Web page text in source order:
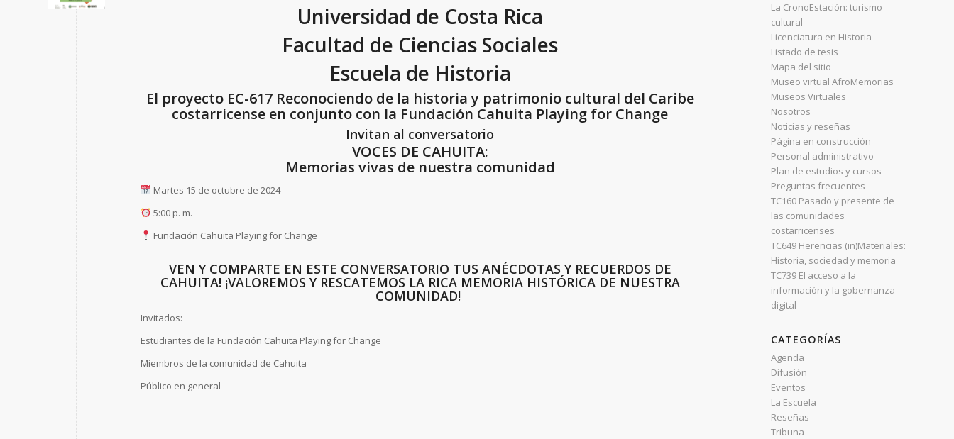
Universidad de Costa Rica
Facultad de Ciencias Sociales
Escuela de Historia
El proyecto EC-617 Reconociendo de la historia y patrimonio cultural del Caribe
costarricense en conjunto con la Fundación Cahuita Playing for Change
Invitan al conversatorio
VOCES DE CAHUITA:
Memorias vivas de nuestra comunidad
Martes 15 de octubre de 2024
5:00 p. m.
Fundación Cahuita Playing for Change
VEN Y COMPARTE EN ESTE CONVERSATORIO TUS ANÉCDOTAS Y RECUERDOS DE
CAHUITA! ¡VALOREMOS Y RESCATEMOS LA RICA MEMORIA HISTÓRICA DE NUESTRA
COMUNIDAD!
Invitados:
Estudiantes de la Fundación Cahuita Playing for Change
Miembros de la comunidad de Cahuita
Público en general
La CronoEstación: turismo
cultural
Licenciatura en Historia
Listado de tesis
Mapa del sitio
Museo virtual AfroMemorias
Museos Virtuales
Nosotros
Noticias y reseñas
Página en construcción
Personal administrativo
Plan de estudios y cursos
Preguntas frecuentes
TC160 Pasado y presente de
las comunidades
costarricenses
TC649 Herencias (in)Materiales:
Historia, sociedad y memoria
TC739 El acceso a la
información y la gobernanza
digital
CATEGORÍAS
Agenda
Difusión
Eventos
La Escuela
Reseñas
Tribuna